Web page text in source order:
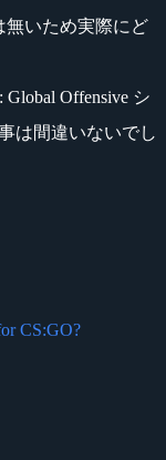
無いため実際にど
Offensive シ
は間違いないでし
CS:GO?